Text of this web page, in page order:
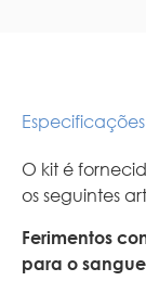
Especificações
O kit é
os seguintes
Ferimentos
para o